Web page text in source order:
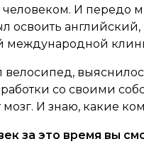
И передо
освоить английский,
со своими
И знаю, какие
за это время вы